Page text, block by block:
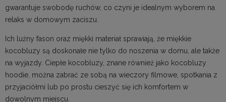
gwarantuje swobodę ruchów, co czyni je idealnym wyborem na
relaks w domowym zaciszu.
Ich luźny fason oraz miękki materiał sprawiają, że miękkie
kocobluzy są doskonałe nie tylko do noszenia w domu, ale także
na wyjazdy. Ciepłe kocobluzy, znane również jako kocobluzy
hoodie, można zabrać ze sobą na wieczory filmowe, spotkania z
przyjaciółmi lub po prostu cieszyć się ich komfortem w
dowolnym miejscu.